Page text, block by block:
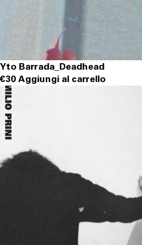
Yto Barrada_Deadhead
€30 Aggiungi al carrello